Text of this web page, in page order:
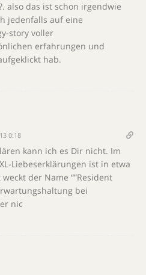
also das ist schon irgendwie
jedenfalls auf eine
story voller
erfahrungen und
hab.
0:18
kann ich es Dir nicht. Im
Liebeserklärungen ist in etwa
der Name “”Resident
bei
nic